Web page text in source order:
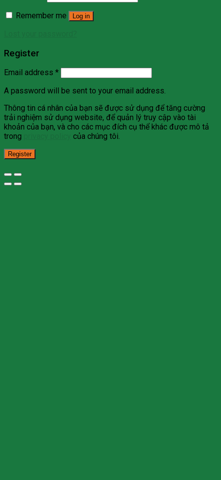
Remember me
Log in
Register
Email address *
A password will be sent to your email address.
Thông tin cá nhân của bạn sẽ được sử dụng để tăng cường
trải nghiệm sử dụng website, để quản lý truy cập vào tài
khoản của bạn, và cho các mục đích cụ thể khác được mô tả
trong
của chúng tôi.
Register